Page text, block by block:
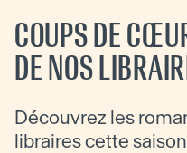
COUPS DE
DE NOS
Découvrez les
libraires cette